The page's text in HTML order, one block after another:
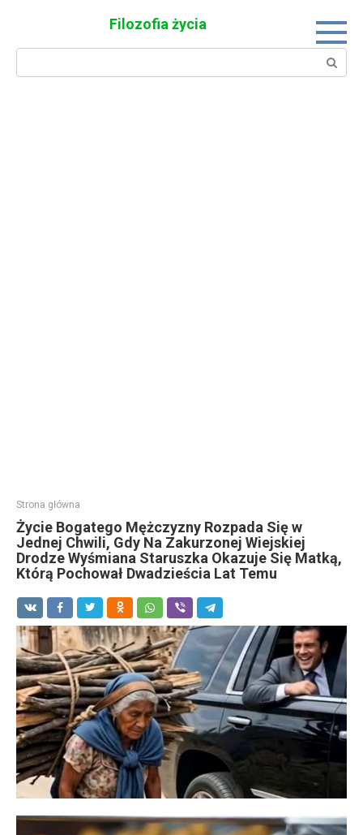
Filozofia życia
Search:
Strona główna
Życie Bogatego Mężczyzny Rozpada Się w
Jednej Chwili, Gdy Na Zakurzonej Wiejskiej
Drodze Wyśmiana Staruszka Okazuje Się Matką,
Którą Pochował Dwadzieścia Lat Temu